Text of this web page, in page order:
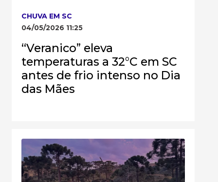
CHUVA EM SC
04/05/2026 11:25
“Veranico” eleva
temperaturas a 32°C em SC
antes de frio intenso no Dia
das Mães